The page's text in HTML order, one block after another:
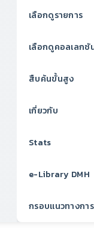
เลือกดูรายการ
เลือกดูคอลเลกชั
สืบค้นขั้นสูง
เกี่ยวกับ
Stats
e-Library DMH
กรอบแนวทางกา